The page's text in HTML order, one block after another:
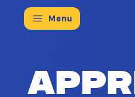
Menu